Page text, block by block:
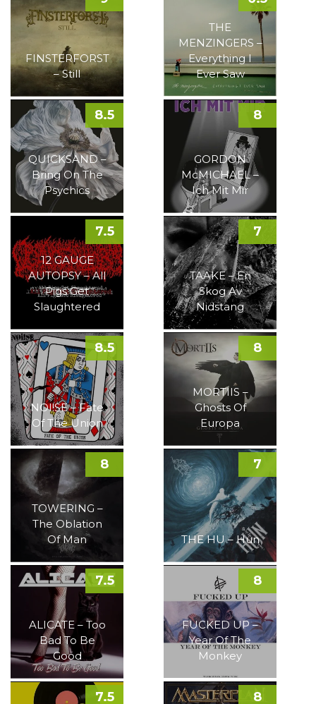
FINSTERFORST
– Still
THE
MENZINGERS –
Everything I
Ever Saw
QUICKSAND –
Bring On The
Psychics
8.5
GORDON
McMICHAEL –
Ich Mit Mir
8
12 GAUGE
AUTOPSY – All
Pigs Get
Slaughtered
7.5
TAAKE – En
Skog Av
Nidstang
7
NOI!SE – Fate
Of The Union
8.5
MORTIIS –
Ghosts Of
Europa
8
TOWERING –
The Oblation
Of Man
8
THE HU – Hun
7
ALICATE – Too
Bad To Be
Good
7.5
FUCKED UP –
Year Of The
Monkey
8
7.5 8